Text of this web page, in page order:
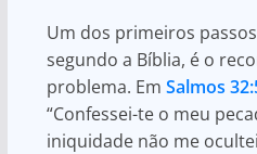
Um dos primeiros
segundo a Bíblia, é o
problema. Em Salmos
“Confessei-te o meu
iniquidade não me